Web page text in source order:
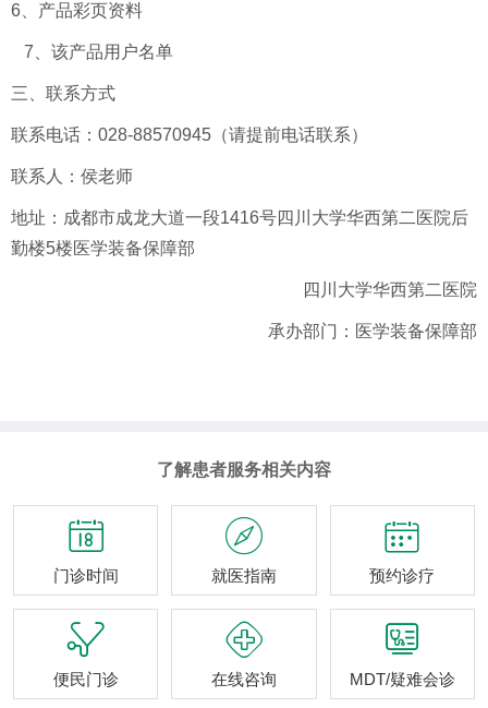
6、产品彩页资料
7、该产品用户名单
三、联系方式
联系电话：028-88570945（请提前电话联系）
联系人：侯老师
地址：成都市成龙大道一段1416号四川大学华西第二医院后
勤楼5楼医学装备保障部
四川大学华西第二医院
承办部门：医学装备保障部
了解患者服务相关内容

门诊时间

就医指南

预约诊疗

便民门诊

在线咨询

MDT/疑难会诊